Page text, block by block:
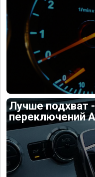
Лучше подхват
переключений